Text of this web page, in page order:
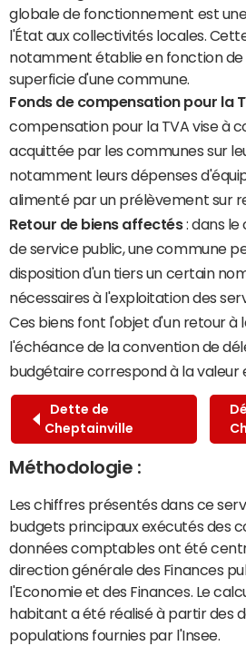
globale de fonctionnement est
l'État aux collectivités locales.
notamment établie en fonction de
superficie d'une commune.
Fonds de compensation pour la
compensation pour la TVA vise à
acquittée par les communes sur
notamment leurs dépenses
alimenté par un prélèvement sur
Retour de biens affectés: dans le
de service public, une commune
disposition d'un tiers un certain
nécessaires à l'exploitation des
Ces biens font l'objet d'un retour à
l'échéance de la convention de
budgétaire correspond à la valeur
Dette de
Cheptainville
Méthodologie :
Les chiffres présentés dans ce
budgets principaux exécutés des
données comptables ont été
direction générale des Finances
l'Economie et des Finances. Le
habitant a été réalisé à partir des
populations fournies par l'Insee.